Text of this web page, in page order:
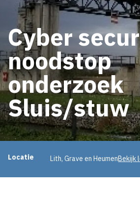
Cyber
noodstop
onderzoek
Sluis/stuw
Projectinformatie
Locatie Lith, Grave en HeumenBekijk